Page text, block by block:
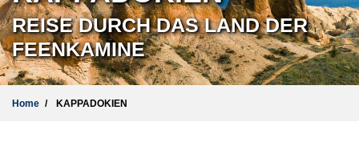
REISE DURCH DAS LAND DER
FEENKAMINE
Home KAPPADOKIEN